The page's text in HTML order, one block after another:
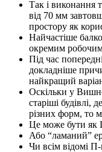
Так і виконання
від 70 мм
простору як
Найчастіше
окремим
Під час
докладніше
найкращий
Оскільки у
старіші будівлі,
різних форм, то
Це може бути як
Або “ламаний”
Чи всім відомі